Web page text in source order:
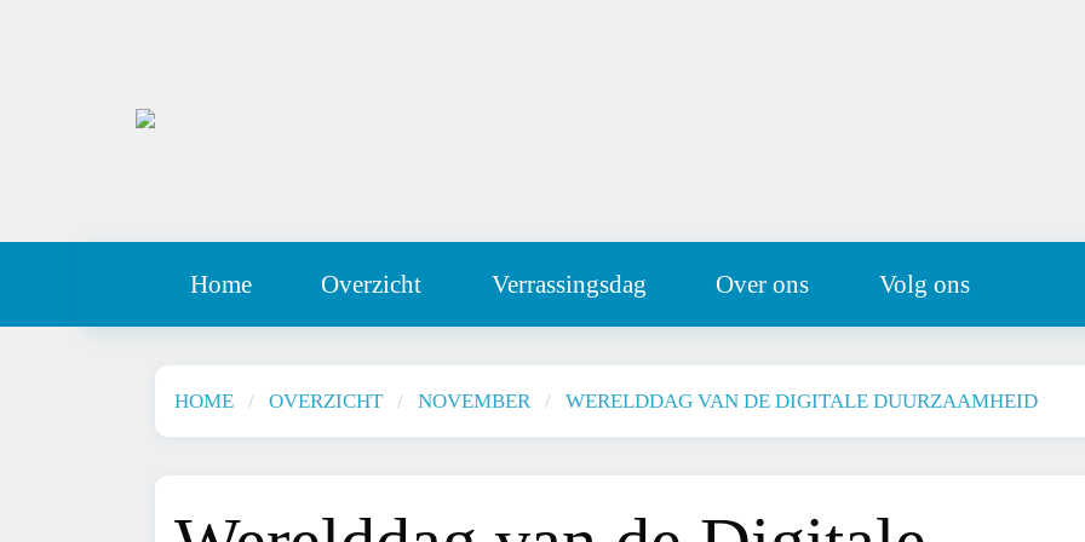
Home Overzicht Verrassingsdag Over ons Volg ons
HOME OVERZICHT NOVEMBER WERELDDAG VAN DE DIGITALE DUURZAAMHEID